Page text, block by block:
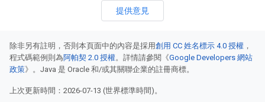
提供意見
除非另有註明，否則本頁面中的內容是採用創用 CC 姓名標示 4.0 授權 ，
程式碼範例則為阿帕契 2.0 授權。詳情請參閱《Google Developers 網站
政策》。Java 是 Oracle 和/或其關聯企業的註冊商標。
上次更新時間：2026-07-13 (世界標準時間)。